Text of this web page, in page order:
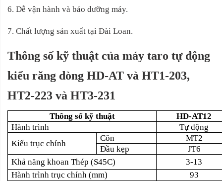
6. Dễ vận hành và bảo dưỡng máy.
7. Chất lượng sản xuất tại Đài Loan.
Thông số kỹ thuật của máy taro tự động
kiểu răng dòng HD-AT và HT1-203,
HT2-223 và HT3-231
Thông số kỹ thuật
HD-AT12
Hành trình
Tự động
Kiểu trục chính
Côn
MT2
Đầu kẹp
JT6
Khả năng khoan Thép (S45C)
3-13
Hành trình trục chính (mm)
93